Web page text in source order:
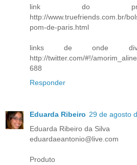
link do
http://www.truefriends.com.br/
pom-de-paris.html
links de onde
http://twitter.com/#!/
688
Responder
Eduarda Ribeiro 29 de agosto
Eduarda Ribeiro da Silva
eduardaeantonio@live.com
Produto